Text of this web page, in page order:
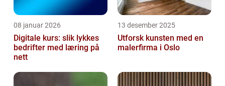
08 januar 2026
Digitale kurs: slik lykkes
bedrifter med læring på
nett
13 desember 2025
Utforsk kunsten med en
malerfirma i Oslo